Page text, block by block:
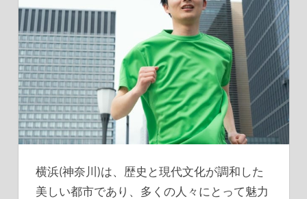
横浜(神奈川)は、歴史と現代文化が調和した
美しい都市であり、多くの人々にとって魅力